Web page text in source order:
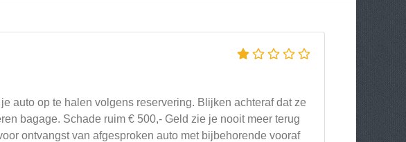
auto op te halen volgens reservering. Blijken achteraf dat ze
bagage. Schade ruim € 500,- Geld zie je nooit meer terug
ontvangst van afgesproken auto met bijbehorende vooraf